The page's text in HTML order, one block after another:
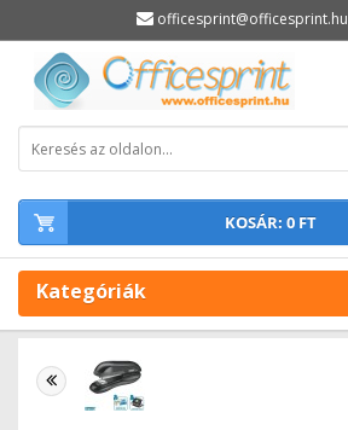
officesprint@officesprint.hu
KOSÁR: 0 FT
Kategóriák